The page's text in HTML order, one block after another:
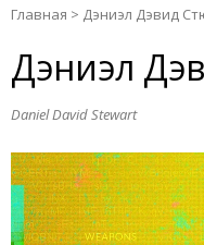
Главная > Дэниэл Дэвид
Дэниэл
Daniel David Stewart